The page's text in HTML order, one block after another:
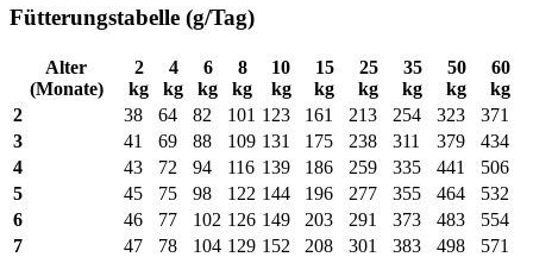
Fütterungstabelle (g/Tag)
Alter
(Monate)
2
kg
4
kg
6
kg
8
kg
10
kg
15
kg
25
kg
35
kg
50
kg
60
kg
2
38 64 82 101 123 161 213 254 323
371
3
41 69 88 109 131 175 238 311 379
434
4
43 72 94 116 139 186 259 335 441
506
5
45 75 98 122 144 196 277 355 464
532
6
46 77 102 126 149 203 291 373 483
554
7
47 78 104 129 152 208 301 383 498
571